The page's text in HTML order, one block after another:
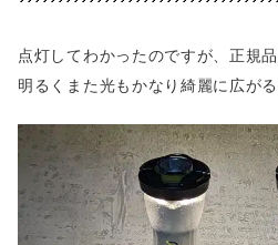
点灯してわかったのですが、正規
明るくまた光もかなり綺麗に広がる